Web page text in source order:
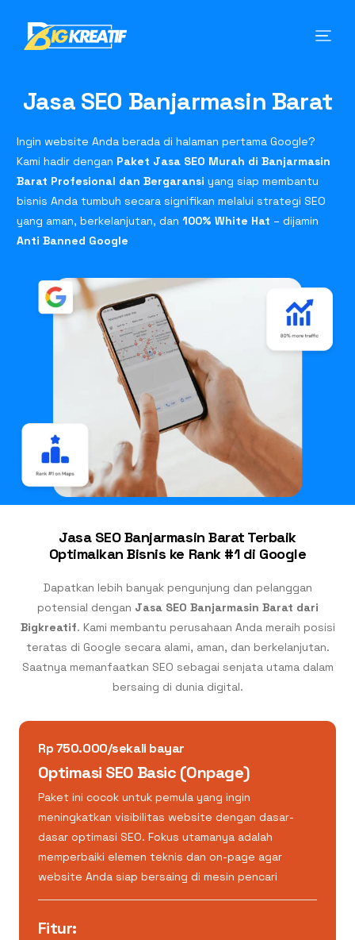
Jasa SEO Banjarmasin Barat
Ingin website Anda berada di halaman pertama Google?
Kami hadir dengan Paket Jasa SEO Murah di Banjarmasin
Barat Profesional dan Bergaransi yang siap membantu
bisnis Anda tumbuh secara signifikan melalui strategi SEO
yang aman, berkelanjutan, dan100% White Hat – dijamin
Anti Banned Google
Jasa SEO Banjarmasin Barat Terbaik
Optimalkan Bisnis ke Rank #1 di Google
Dapatkan lebih banyak pengunjung dan pelanggan
potensial dengan Jasa SEO Banjarmasin Barat dari
Bigkreatif. Kami membantu perusahaan Anda meraih posisi
teratas di Google secara alami, aman, dan berkelanjutan.
Saatnya memanfaatkan SEO sebagai senjata utama dalam
bersaing di dunia digital.
Rp 750.000/sekali bayar
Optimasi SEO Basic (Onpage)
Paket ini cocok untuk pemula yang ingin
meningkatkan visibilitas website dengan dasar-
dasar optimasi SEO. Fokus utamanya adalah
memperbaiki elemen teknis dan on-page agar
website Anda siap bersaing di mesin pencari
Fitur: